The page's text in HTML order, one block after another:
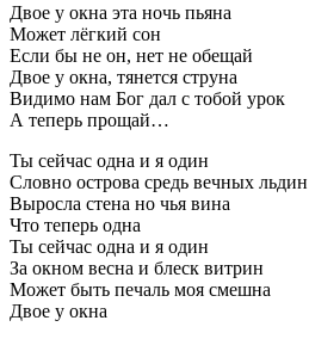
Двое у окна эта ночь пьяна
Может лёгкий сон
Если бы не он, нет не обещай
Двое у окна, тянется струна
Видимо нам Бог дал с тобой урок
А теперь прощай…
Ты сейчас одна и я один
Словно острова средь вечных льдин
Выросла стена но чья вина
Что теперь одна
Ты сейчас одна и я один
За окном весна и блеск витрин
Может быть печаль моя смешна
Двое у окна